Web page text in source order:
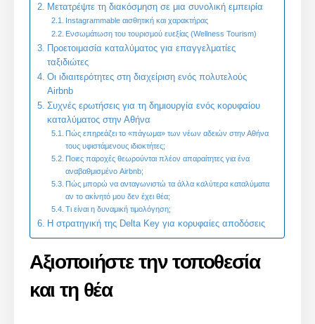
Μετατρέψτε τη διακόσμηση σε μια συνολική εμπειρία
Instagrammable αισθητική και χαρακτήρας
Ενσωμάτωση του τουρισμού ευεξίας (Wellness Tourism)
Προετοιμασία καταλύματος για επαγγελματίες
ταξιδιώτες
Οι ιδιαιτερότητες στη διαχείριση ενός πολυτελούς
Airbnb
Συχνές ερωτήσεις για τη δημιουργία ενός κορυφαίου
καταλύματος στην Αθήνα
Πώς επηρεάζει το «πάγωμα» των νέων αδειών στην Αθήνα
τους υφιστάμενους ιδιοκτήτες;
Ποιες παροχές θεωρούνται πλέον απαραίτητες για ένα
αναβαθμισμένο Airbnb;
Πώς μπορώ να ανταγωνιστώ τα άλλα καλύτερα καταλύματα
αν το ακίνητό μου δεν έχει θέα;
Τι είναι η δυναμική τιμολόγηση;
Η στρατηγική της Delta Key για κορυφαίες αποδόσεις
Αξιοποιήστε την τοποθεσία
και τη θέα